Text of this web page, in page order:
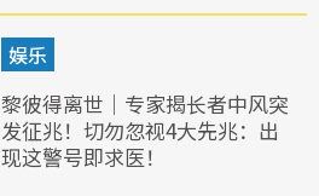
娱乐
黎彼得离世｜专家揭长者中风突
发征兆！切勿忽视4大先兆：出
现这警号即求医！